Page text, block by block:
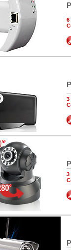
6
3
3